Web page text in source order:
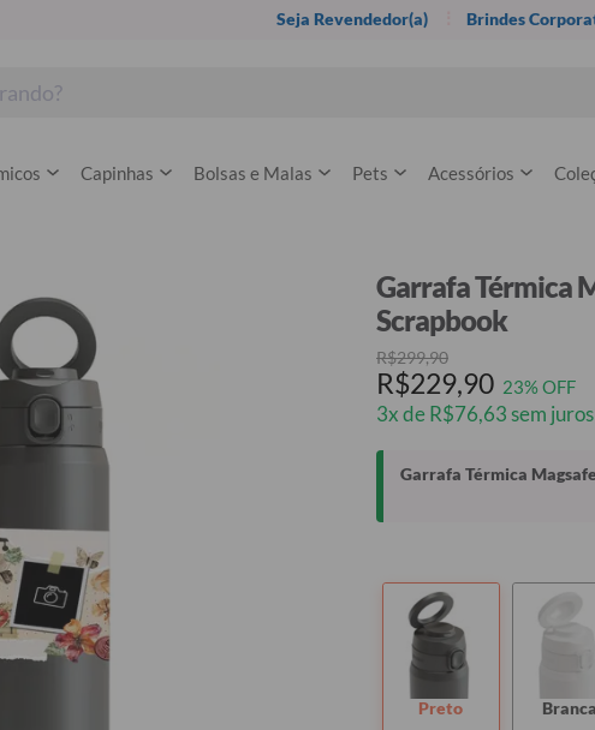
Seja Revendedor(a) Brindes
Capinhas Bolsas e Malas Pets Acessórios
Garrafa Térmica
Scrapbook
R$299,90
R$229,90 23% OFF
3x de R$76,63 sem juros
Garrafa Térmica
Preto Branca